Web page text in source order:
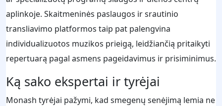
aplinkoje. Skaitmeninės paslaugos ir srautinio
transliavimo platformos taip pat palengvina
individualizuotos muzikos prieigą, leidžiančią pritaikyti
repertuarą pagal asmens pageidavimus ir prisiminimus.
Ką sako ekspertai ir tyrėjai
Monash tyrėjai pažymi, kad smegenų senėjimą lemia ne